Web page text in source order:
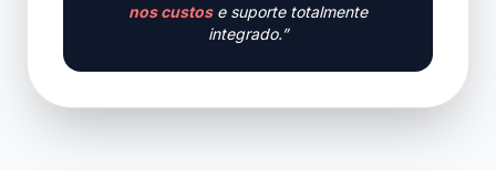
nos custose suporte totalmente
integrado.”